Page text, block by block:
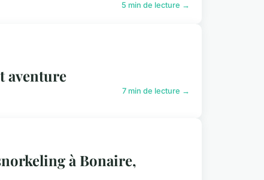
5 min de lecture →
aventure
7 min de lecture →
à Bonaire,